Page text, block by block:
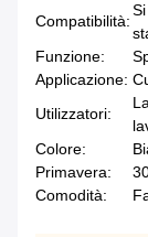
Compatibilità:
Funzione:
Applicazione:
Utilizzatori:
Colore:
Primavera:
Comodità: